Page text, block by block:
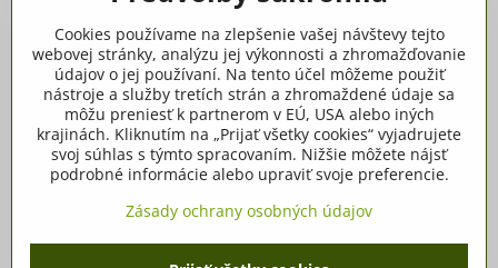
Dôležité informácie
Ako spracúvame osobné údaje
Tlačivá, dokumenty
Cookies používame na zlepšenie vašej návštevy tejto
webovej stránky, analýzu jej výkonnosti a zhromažďovanie
údajov o jej používaní. Na tento účel môžeme použiť
nástroje a služby tretích strán a zhromaždené údaje sa
môžu preniesť k partnerom v EÚ, USA alebo iných
krajinách. Kliknutím na „Prijať všetky cookies“ vyjadrujete
svoj súhlas s týmto spracovaním. Nižšie môžete nájsť
podrobné informácie alebo upraviť svoje preferencie.
Zásady ochrany osobných údajov